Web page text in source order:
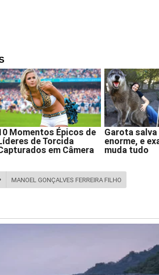
Corte deveria proteger.
à Constituição deve ser o verdadeiro
de defendê-la fora desses marcos
também os direitos e garantias dos
O Que Você Não Pode Saber!": A
Brasília...
MANOEL GONÇALVES FERREIRA FILHO